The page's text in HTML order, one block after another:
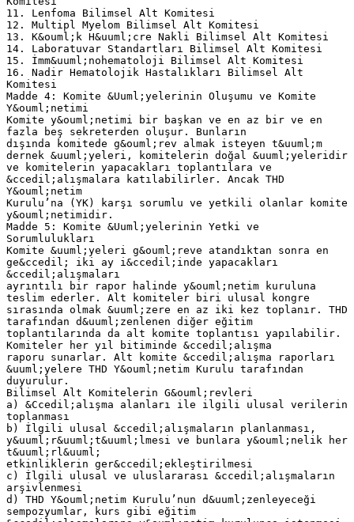
11. Lenfoma Bilimsel Alt Komitesi
12. Multipl Myelom Bilimsel Alt Komitesi
13. K&ouml;k H&uuml;cre Nakli Bilimsel Alt Komitesi
14. Laboratuvar Standartları Bilimsel Alt Komitesi
15. İmm&uuml;nohematoloji Bilimsel Alt Komitesi
16. Nadir Hematolojik Hastalıkları Bilimsel Alt
Komitesi
Madde 4: Komite &Uuml;yelerinin Oluşumu ve Komite
Y&ouml;netimi
Komite y&ouml;netimi bir başkan ve en az bir ve en
fazla beş sekreterden oluşur. Bunların
dışında komitede g&ouml;rev almak isteyen t&uuml;m
dernek &uuml;yeleri, komitelerin doğal &uuml;yeleridir
ve komitelerin yapacakları toplantılara ve
&ccedil;alışmalara katılabilirler. Ancak THD
Y&ouml;netim
Kurulu’na (YK) karşı sorumlu ve yetkili olanlar komite
y&ouml;netimidir.
Madde 5: Komite &Uuml;yelerinin Yetki ve
Sorumlulukları
Komite &uuml;yeleri g&ouml;reve atandıktan sonra en
ge&ccedil; iki ay i&ccedil;inde yapacakları
&ccedil;alışmaları
ayrıntılı bir rapor halinde y&ouml;netim kuruluna
teslim ederler. Alt komiteler biri ulusal kongre
sırasında olmak &uuml;zere en az iki kez toplanır. THD
tarafından d&uuml;zenlenen diğer eğitim
toplantılarında da alt komite toplantısı yapılabilir.
Komiteler her yıl bitiminde &ccedil;alışma
raporu sunarlar. Alt komite &ccedil;alışma raporları
&uuml;yelere THD Y&ouml;netim Kurulu tarafından
duyurulur.
Bilimsel Alt Komitelerin G&ouml;revleri
a) &Ccedil;alışma alanları ile ilgili ulusal verilerin
toplanması
b) İlgili ulusal &ccedil;alışmaların planlanması,
y&uuml;r&uuml;t&uuml;lmesi ve bunlara y&ouml;nelik her
t&uuml;rl&uuml;
etkinliklerin ger&ccedil;ekleştirilmesi
c) İlgili ulusal ve uluslararası &ccedil;alışmaların
arşivlenmesi
d) THD Y&ouml;netim Kurulu’nun d&uuml;zenleyeceği
sempozyumlar, kurs gibi eğitim